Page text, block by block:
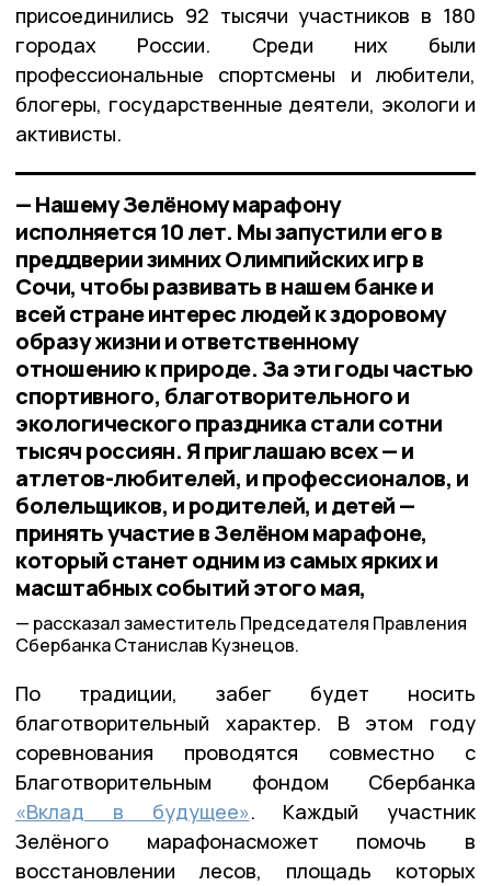
присоединились 92 тысячи участников в 180
городах России. Среди них были
профессиональные спортсмены и любители,
блогеры, государственные деятели, экологи и
активисты.
— Нашему Зелёному марафону
исполняется 10 лет. Мы запустили его в
преддверии зимних Олимпийских игр в
Сочи, чтобы развивать в нашем банке и
всей стране интерес людей к здоровому
образу жизни и ответственному
отношению к природе. За эти годы частью
спортивного, благотворительного и
экологического праздника стали сотни
тысяч россиян. Я приглашаю всех — и
атлетов-любителей, и профессионалов, и
болельщиков, и родителей, и детей —
принять участие в Зелёном марафоне,
который станет одним из самых ярких и
масштабных событий этого мая,
рассказал заместитель Председателя Правления
Сбербанка Станислав Кузнецов.
По традиции, забег будет носить
благотворительный характер. В этом году
соревнования проводятся совместно с
Благотворительным фондом Сбербанка
«Вклад в будущее». Каждый участник
Зелёного марафонасможет помочь в
восстановлении лесов, площадь которых